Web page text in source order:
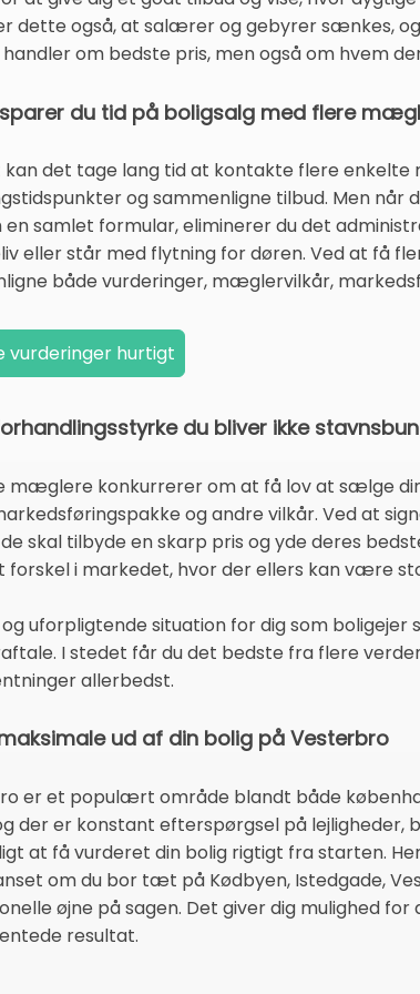
dette også, at salærer og gebyrer sænkes,
handler om bedste pris, men også om hvem
du tid på boligsalg med flere
kan det tage lang tid at kontakte flere
og sammenligne tilbud. Men
en samlet formular, eliminerer du det
eller står med flytning for døren. Ved at få
både vurderinger, mæglervilkår,
du bliver ikke
mæglere konkurrerer om at få lov at sælge
og andre vilkår. Ved at
skal tilbyde en skarp pris og yde deres
forskel i markedet, hvor der ellers kan være
uforpligtende situation for dig som
I stedet får du det bedste fra flere
allerbedst.
ud af din bolig på Vesterbro
er et populært område blandt både
der er konstant efterspørgsel på lejligheder,
at få vurderet din bolig rigtigt fra starten.
om du bor tæt på Kødbyen, Istedgade,
øjne på sagen. Det giver dig mulighed
resultat.